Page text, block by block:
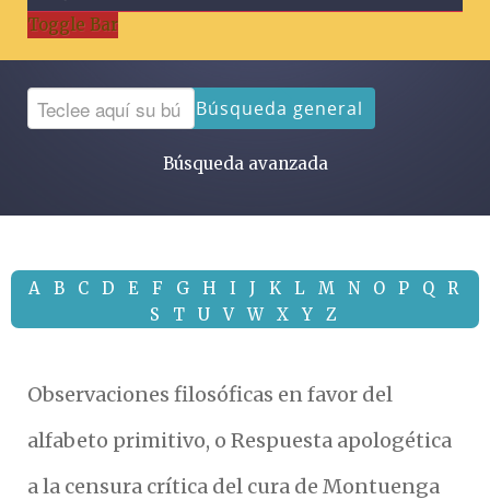
Toggle Bar
Búsqueda general
Búsqueda avanzada
A B C D E F G H I J K L M N O P Q
R
S
T U V W X Y Z
Observaciones filosóficas en favor del
alfabeto primitivo, o Respuesta apologética
a la censura crítica del cura de Montuenga